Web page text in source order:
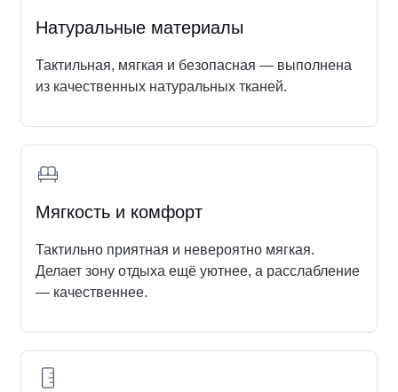
Натуральные материалы
Тактильная, мягкая и безопасная — выполнена
из качественных натуральных тканей.
Мягкость и комфорт
Тактильно приятная и невероятно мягкая.
Делает зону отдыха ещё уютнее, а расслабление
— качественнее.